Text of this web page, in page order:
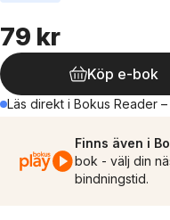
79 kr
Köp e-bok
Läs direkt i Bokus Reader
Finns även i
bok - välj din
bindningstid.